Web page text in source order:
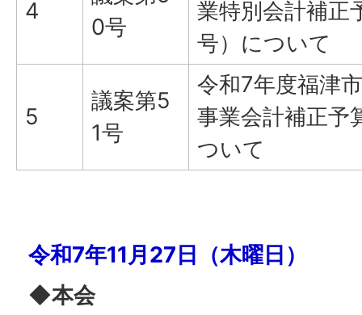
4
0号
業特別会計補正
号）について
5
議案第5
1号
令和7年度福津
事業会計補正予
ついて
令和7年11月27日（木曜日）
◆本会